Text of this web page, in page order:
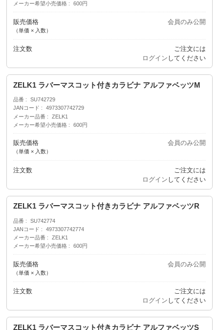
メーカー希望小売価格
600円
販売価格
（単価 × 入数）
会員のみ公開
注文数
ご注文には
ログイン してください
ZELK1 ラバーマスコット付きカラビナ アルファベッツM
品番
SU742729
JANコード
4973307742729
メーカー品番
ZELK1
メーカー希望小売価格
600円
販売価格
（単価 × 入数）
会員のみ公開
注文数
ご注文には
ログイン してください
ZELK1 ラバーマスコット付きカラビナ アルファベッツR
品番
SU742774
JANコード
4973307742774
メーカー品番
ZELK1
メーカー希望小売価格
600円
販売価格
（単価 × 入数）
会員のみ公開
注文数
ご注文には
ログイン してください
ZELK1 ラバーマスコット付きカラビナ アルファベッツS